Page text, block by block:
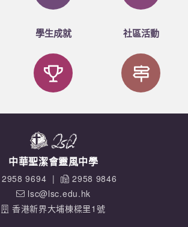
學生成就 社區活動
中華聖潔會靈風中學
2958 9694 |
2958 9846
lsc@lsc.edu.hk
香港新界大埔棟樑里1號